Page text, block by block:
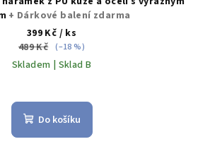
+ Dárkové balení zdarma
399 Kč / ks
489 Kč (–18 %)
Skladem | Sklad B
Do košíku